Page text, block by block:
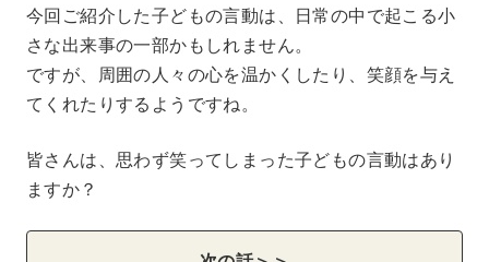
今回ご紹介した子どもの言動は、日常の中で起こる小
さな出来事の一部かもしれません。
ですが、周囲の人々の心を温かくしたり、笑顔を与え
てくれたりするようですね。
皆さんは、思わず笑ってしまった子どもの言動はあり
ますか？